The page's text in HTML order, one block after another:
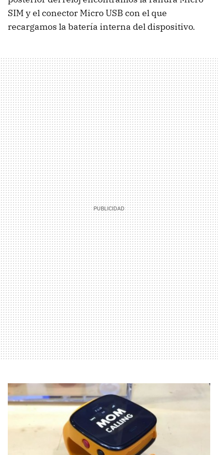
SIM y el conector Micro USB con el que
recargamos la batería interna del dispositivo.